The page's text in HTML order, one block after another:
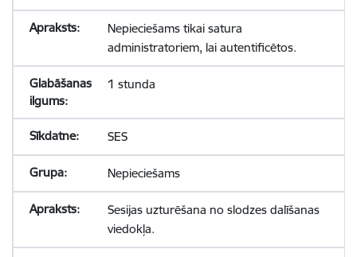
Nepieciešams tikai satura
administratoriem, lai autentificētos.
1 stunda
SES
Nepieciešams
Sesijas uzturēšana no slodzes dalīšanas
viedokļa.